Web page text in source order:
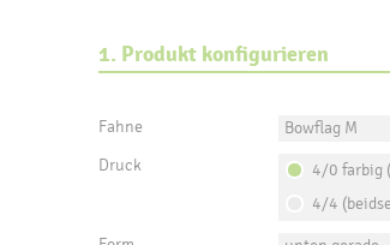
1. Produkt konfigurieren
Fahne Bowflag M
Druck
4/0 farbig
4/4